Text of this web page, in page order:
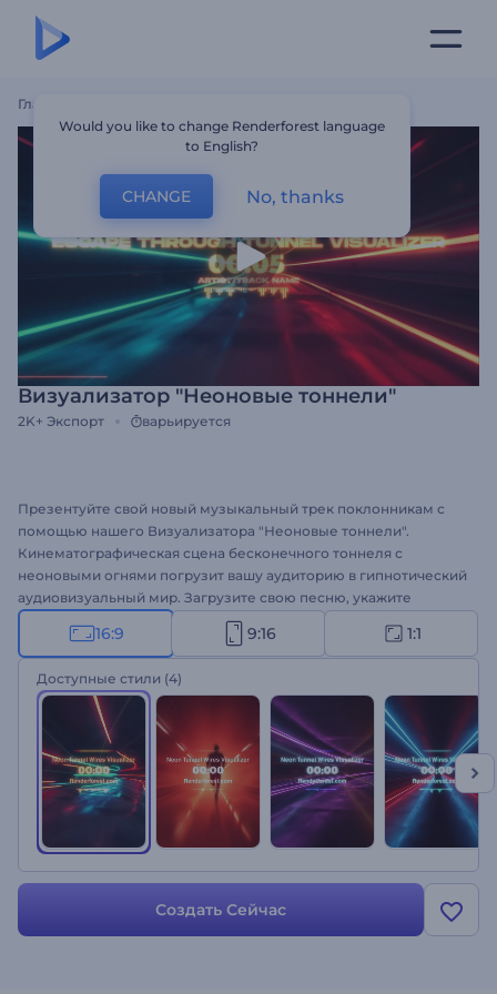
Главная
Визуализатор "Неоновые тоннели"
2K+ Экспорт варьируется
Презентуйте свой новый музыкальный трек поклонникам с
помощью нашего Визуализатора "Неоновые тоннели".
Кинематографическая сцена бесконечного тоннеля с
неоновыми огнями погрузит вашу аудиторию в гипнотический
аудиовизуальный мир. Загрузите свою песню, укажите
название, исполнителя и поделитесь треком на всех
музыкальных платформах, чтобы привлечь новых слушателей.
Идеально подходит для продвижения техно, хип-хопа,
электронной и энергичной музыки. Создавайте прямо сейчас
и увеличивайте число своих поклонников!
16:9 9:16 1:1
Доступные стили (4)
Создать Сейчас
Would you like to change Renderforest language
to English?
CHANGE No, thanks